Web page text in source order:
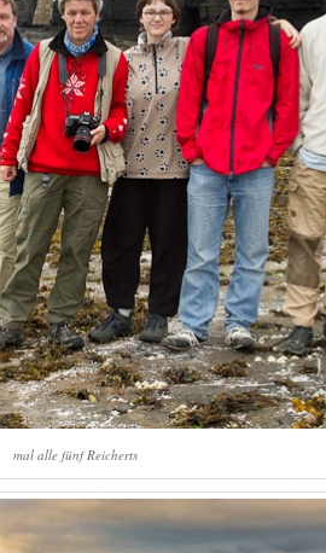
mal alle fünf Reicherts